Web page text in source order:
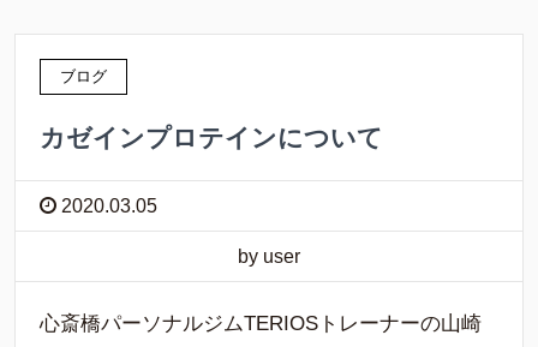
ブログ
カゼインプロテインについて
2020.03.05
by user
心斎橋パーソナルジムTERIOSトレーナーの山崎